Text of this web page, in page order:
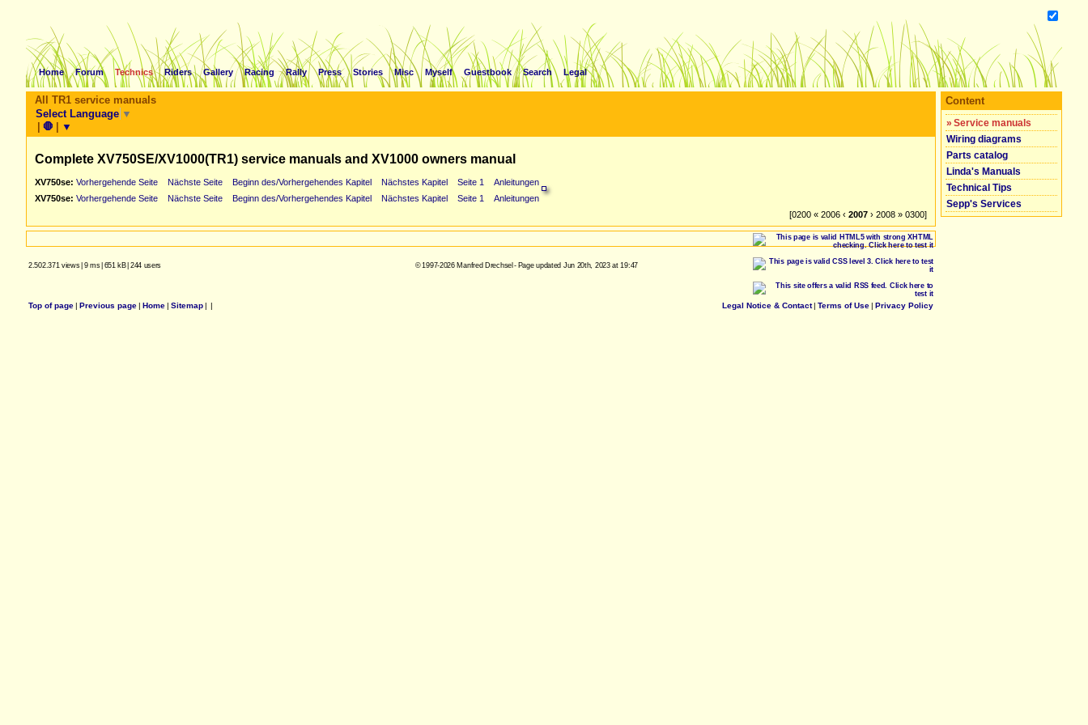
Home Forum Technics Riders Gallery Racing Rally Press Stories Misc Myself Guestbook Search Legal
All TR1 service manuals
Select Language ▼
| 🛑 | ▼
Complete XV750SE/XV1000(TR1) service manuals and XV1000 owners manual
XV750se: Vorhergehende Seite Nächste Seite Beginn des/Vorhergehendes Kapitel Nächstes Kapitel Seite 1
Anleitungen
XV750se: Vorhergehende Seite Nächste Seite Beginn des/Vorhergehendes Kapitel Nächstes Kapitel Seite 1
Anleitungen
[0200 « 2006 ‹ 2007 › 2008 » 0300]
Content
» Service manuals
Wiring diagrams
Parts catalog
Linda's Manuals
Technical Tips
Sepp's Services
2.502.371 views| 9 ms| 651 kB| 244 users © 1997-2026 Manfred Drechsel - Page updated Jun 20th, 2023 at 19:47
Top of page| Previous page| Home| Sitemap| | Legal Notice & Contact| Terms of Use| Privacy Policy